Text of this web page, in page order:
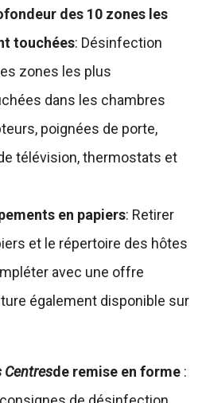
des 10 zones les
touchées: Désinfection
zones les plus
dans les chambres
poignées de porte,
télévision, thermostats et
en papiers: Retirer
et le répertoire des hôtes
avec une offre
également disponible sur
Centresde remise en forme :